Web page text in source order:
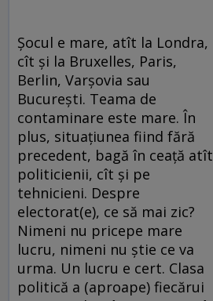
Șocul e mare, atît la Londra,
cît și la Bruxelles, Paris,
Berlin, Varșovia sau
București. Teama de
contaminare este mare. În
plus, situațiunea fiind fără
precedent, bagă în ceață atît
politicienii, cît și pe
tehnicieni. Despre
electorat(e), ce să mai zic?
Nimeni nu pricepe mare
lucru, nimeni nu știe ce va
urma. Un lucru e cert. Clasa
politică a (aproape) fiecărui